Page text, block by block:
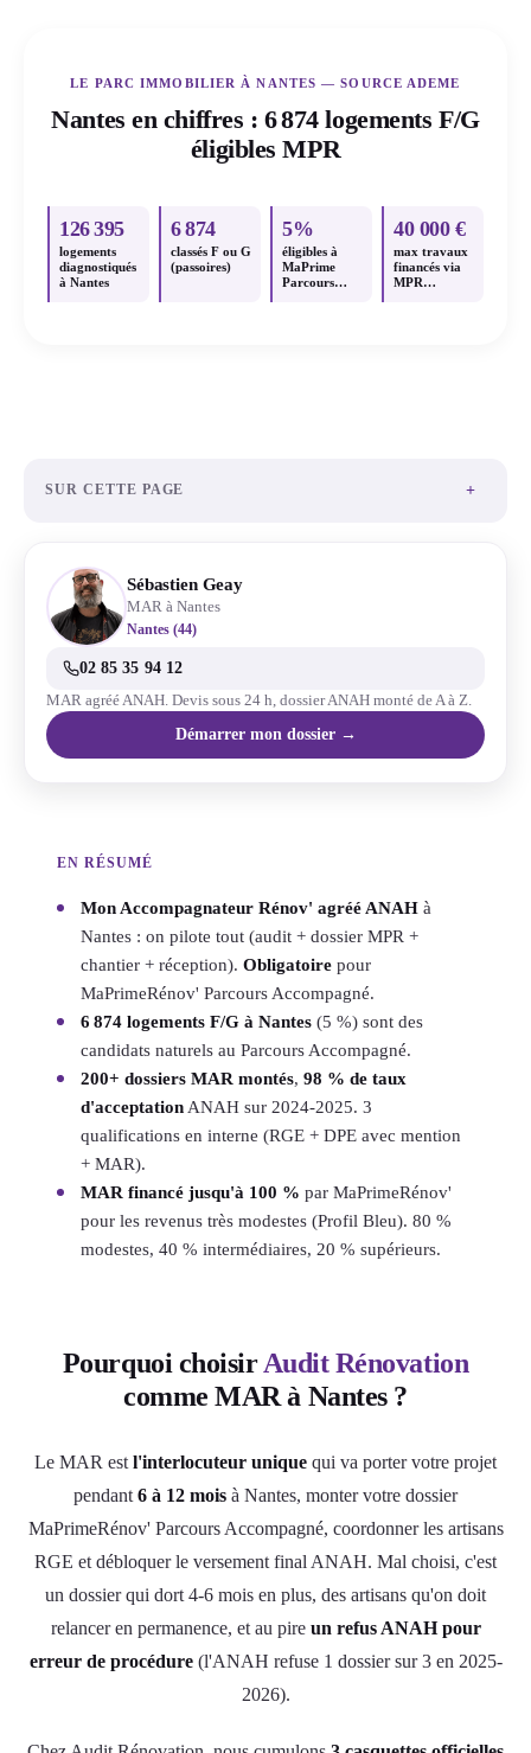
LE PARC IMMOBILIER À NANTES — SOURCE ADEME
Nantes en chiffres : 6 874 logements F/G
éligibles MPR
126 395
logements
diagnostiqués
à Nantes
6 874
classés F ou G
(passoires)
5%
éligibles à
MaPrime
Parcours
40 000 €
max travaux
financés via
MPR
SUR CETTE PAGE +
Sébastien Geay
MAR à Nantes
Nantes (44)
02 85 35 94 12
MAR agréé ANAH. Devis sous 24 h, dossier ANAH monté de A à Z.
Démarrer mon dossier →
EN RÉSUMÉ
Mon Accompagnateur Rénov' agréé ANAH à
Nantes : on pilote tout (audit + dossier MPR +
chantier + réception). Obligatoire pour
MaPrimeRénov' Parcours Accompagné.
6 874 logements F/G à Nantes (5 %) sont des
candidats naturels au Parcours Accompagné.
200+ dossiers MAR montés, 98 % de taux
d'acceptation ANAH sur 2024-2025. 3
qualifications en interne (RGE + DPE avec mention
+ MAR).
MAR financé jusqu'à 100 % par MaPrimeRénov'
pour les revenus très modestes (Profil Bleu). 80 %
modestes, 40 % intermédiaires, 20 % supérieurs.
Pourquoi choisirAudit Rénovation
comme MAR à Nantes ?
Le MAR est l'interlocuteur unique qui va porter votre projet
pendant 6 à 12 mois à Nantes, monter votre dossier
MaPrimeRénov' Parcours Accompagné, coordonner les artisans
RGE et débloquer le versement final ANAH. Mal choisi, c'est
un dossier qui dort 4-6 mois en plus, des artisans qu'on doit
relancer en permanence, et au pire un refus ANAH pour
erreur de procédure(l'ANAH refuse 1 dossier sur 3 en 2025-
2026).